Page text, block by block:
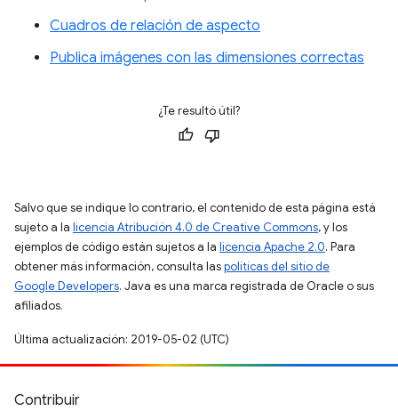
Cuadros de relación de aspecto
Publica imágenes con las dimensiones correctas
¿Te resultó útil?
Salvo que se indique lo contrario, el contenido de esta página está
sujeto a la licencia Atribución 4.0 de Creative Commons, y los
ejemplos de código están sujetos a la licencia Apache 2.0. Para
obtener más información, consulta laspolíticas del sitio de
Google Developers. Java es una marca registrada de Oracle o sus
afiliados.
Última actualización: 2019-05-02 (UTC)
Contribuir